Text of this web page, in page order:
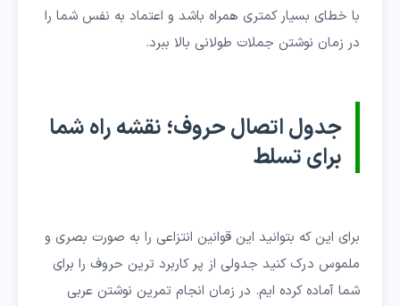
با خطای بسیار کمتری همراه باشد و اعتماد به نفس شما را
در زمان نوشتن جملات طولانی بالا ببرد.
جدول اتصال حروف؛ نقشه راه شما
برای تسلط
برای این که بتوانید این قوانین انتزاعی را به صورت بصری و
ملموس درک کنید جدولی از پر کاربرد ترین حروف را برای
شما آماده کرده ایم. در زمان انجام تمرین نوشتن عربی